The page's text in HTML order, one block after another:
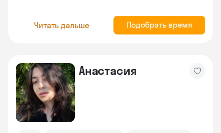
Читать дальше Подобрать время
Анастасия